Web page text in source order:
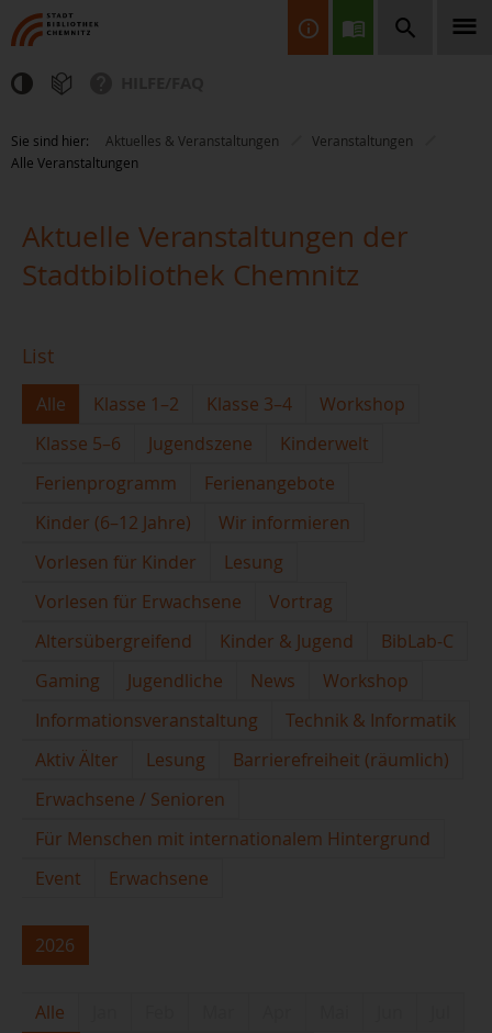
Finden Sie Informationen, Bücher, CDs & DVDs, Spiele, BluRays,
Zeitschriften und vieles mehr...
Sie sind hier: Aktuelles & Veranstaltungen
Veranstaltungen
Alle Veranstaltungen
Aktuelle Veranstaltungen der
Stadtbibliothek Chemnitz
List
Alle Klasse 1–2 Klasse 3–4
Workshop
Klasse 5–6
Jugendszene
Kinderwelt
Ferienprogramm
Ferienangebote
Kinder (6–12 Jahre)
Wir informieren
Vorlesen für Kinder
Lesung
Vorlesen für Erwachsene
Vortrag
Altersübergreifend
Kinder & Jugend
BibLab-C
Gaming
Jugendliche News
Workshop
Informationsveranstaltung
Technik & Informatik
Aktiv Älter
Lesung
Barrierefreiheit (räumlich)
Erwachsene / Senioren
Für Menschen mit internationalem Hintergrund
Event
Erwachsene
2026
Alle